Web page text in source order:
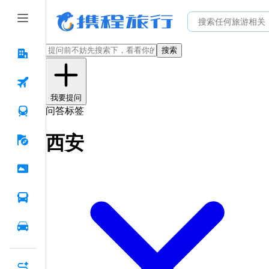
搜索
我要提问
问答标签
西安